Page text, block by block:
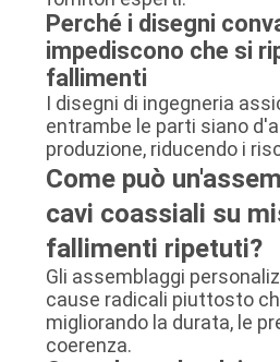
Perché i disegni
impediscono che si
fallimenti
I disegni di ingegneria
entrambe le parti siano
produzione, riducendo i
Come può
cavi coassiali su
fallimenti ripetuti?
Gli assemblaggi
cause radicali piuttosto
migliorando la durata, le
coerenza.